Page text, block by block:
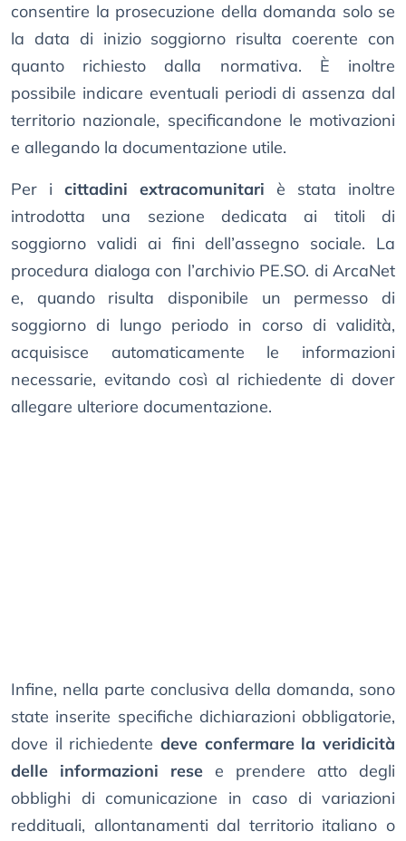
consentire la prosecuzione della domanda solo se
la data di inizio soggiorno risulta coerente con
quanto richiesto dalla normativa. È inoltre
possibile indicare eventuali periodi di assenza dal
territorio nazionale, specificandone le motivazioni
e allegando la documentazione utile.
Per i cittadini extracomunitari è stata inoltre
introdotta una sezione dedicata ai titoli di
soggiorno validi ai fini dell’assegno sociale. La
procedura dialoga con l’archivio PE.SO. di ArcaNet
e, quando risulta disponibile un permesso di
soggiorno di lungo periodo in corso di validità,
acquisisce automaticamente le informazioni
necessarie, evitando così al richiedente di dover
allegare ulteriore documentazione.
Infine, nella parte conclusiva della domanda, sono
state inserite specifiche dichiarazioni obbligatorie,
dove il richiedente deve confermare la veridicità
delle informazioni rese e prendere atto degli
obblighi di comunicazione in caso di variazioni
reddituali, allontanamenti dal territorio italiano o